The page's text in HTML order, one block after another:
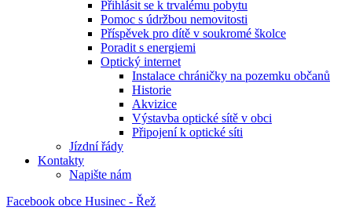
Přihlásit se k trvalému pobytu
Pomoc s údržbou nemovitosti
Příspěvek pro dítě v soukromé školce
Poradit s energiemi
Optický internet
Instalace chráničky na pozemku občanů
Historie
Akvizice
Výstavba optické sítě v obci
Připojení k optické síti
Jízdní řády
Kontakty
Napište nám
Facebook obce Husinec - Řež